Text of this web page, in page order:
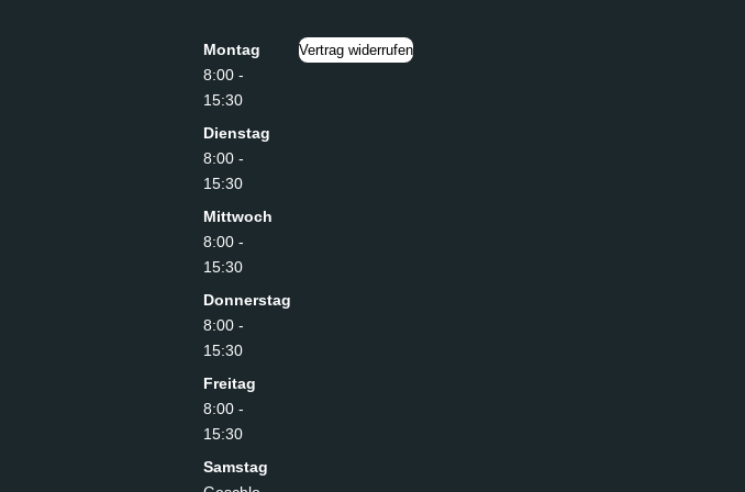
Montag
8:00 -
15:30
Dienstag
8:00 -
15:30
Mittwoch
8:00 -
15:30
Donnerstag
8:00 -
15:30
Freitag
8:00 -
15:30
Samstag
Vertrag widerrufen